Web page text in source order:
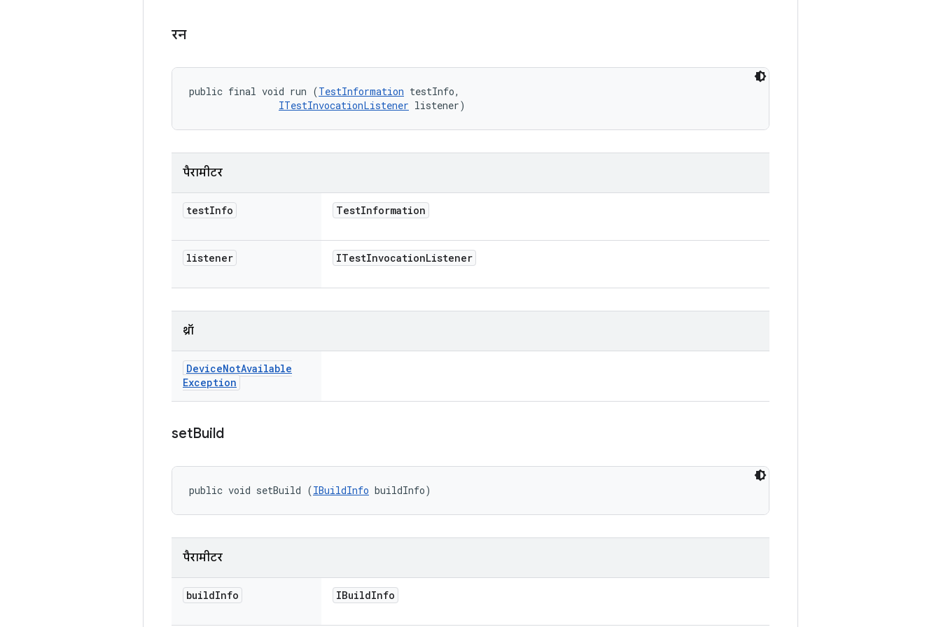
रन
public final void run (TestInformation testInfo,
ITestInvocationListener listener)
पैरामीटर
testInfo TestInformation
listener ITestInvocationListener
थ्रॉ
DeviceNotAvailable
Exception
setBuild
public void setBuild (IBuildInfo buildInfo)
पैरामीटर
buildInfo IBuildInfo